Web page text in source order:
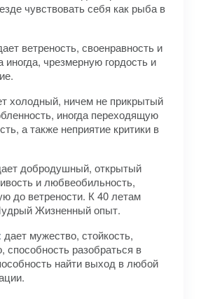
чувствовать себя как рыба в
ветреность, своенравность и
иногда, чрезмерную гордость и
холодный, ничем не прикрытый
иногда переходящую
а также неприятие критики в
добродушный, открытый
и любвеобильность,
до ветрености. К 40 летам
Жизненный опыт.
дает мужество, стойкость,
способность разобраться в
найти выход в любой